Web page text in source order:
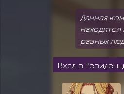
Данная
разных
Вход в